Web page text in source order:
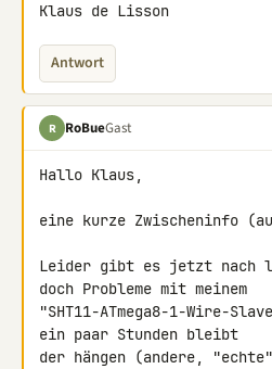
Klaus de Lisson
Antwort
R RoBueGast
Hallo Klaus,
eine kurze Zwischeninfo
Leider gibt es jetzt nach
doch Probleme mit meinem
"SHT11-ATmega8-1-Wire-
ein paar Stunden bleibt
der hängen (andere,